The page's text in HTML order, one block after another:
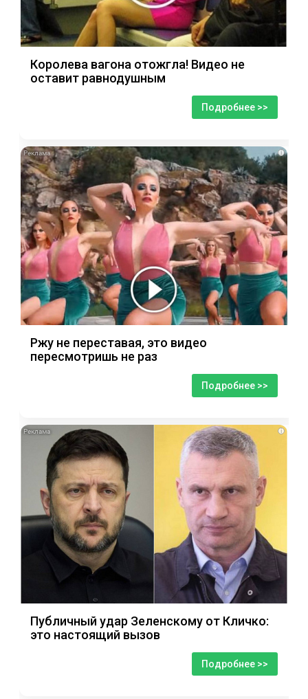
Королева вагона отожгла! Видео не
оставит равнодушным
Подробнее >>
i
Ржу не переставая, это видео
пересмотришь не раз
Подробнее >>
i
Публичный удар Зеленскому от Кличко:
это настоящий вызов
Подробнее >>